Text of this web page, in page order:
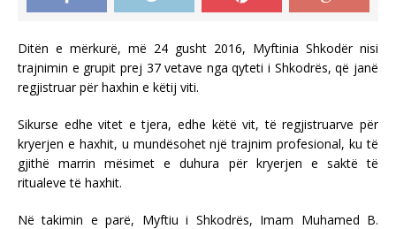
Ditën e mërkurë, më 24 gusht 2016, Myftinia Shkodër nisi
trajnimin e grupit prej 37 vetave nga qyteti i Shkodrës, që janë
regjistruar për haxhin e këtij viti.
Sikurse edhe vitet e tjera, edhe këtë vit, të regjistruarve për
kryerjen e haxhit, u mundësohet një trajnim profesional, ku të
gjithë marrin mësimet e duhura për kryerjen e saktë të
ritualeve të haxhit.
Në takimin e parë, Myftiu i Shkodrës, Imam Muhamed B.